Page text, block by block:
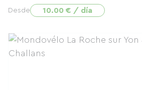
Desde 10.00 € / día